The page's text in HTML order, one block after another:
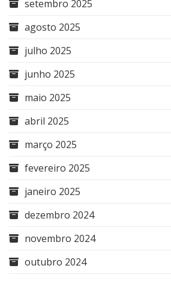
setembro 2025
agosto 2025
julho 2025
junho 2025
maio 2025
abril 2025
março 2025
fevereiro 2025
janeiro 2025
dezembro 2024
novembro 2024
outubro 2024